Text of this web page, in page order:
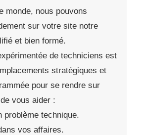
monde, nous pouvons
sur votre site notre
et bien formé.
de techniciens est
stratégiques et
pour se rendre sur
vous aider :
problème technique.
vos affaires.